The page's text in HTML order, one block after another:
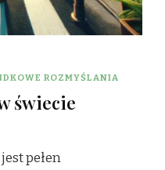
ROZMYŚLANIA
świecie
pełen